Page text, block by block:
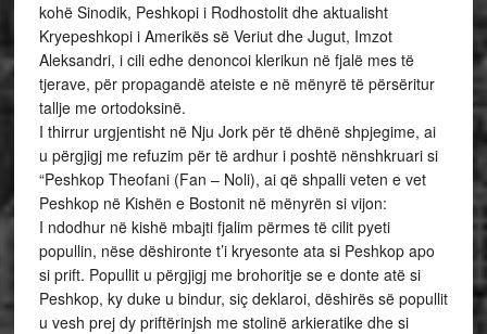
kohë Sinodik, Peshkopi i Rodhostolit dhe aktualisht
Kryepeshkopi i Amerikës së Veriut dhe Jugut, Imzot
Aleksandri, i cili edhe denoncoi klerikun në fjalë mes të
tjerave, për propagandë ateiste e në mënyrë të përsëritur
tallje me ortodoksinë.
I thirrur urgjentisht në Nju Jork për të dhënë shpjegime, ai
u përgjigj me refuzim për të ardhur i poshtë nënshkruari si
“Peshkop Theofani (Fan – Noli), ai që shpalli veten e vet
Peshkop në Kishën e Bostonit në mënyrën si vijon:
I ndodhur në kishë mbajti fjalim përmes të cilit pyeti
popullin, nëse dëshironte t’i kryesonte ata si Peshkop apo
si prift. Popullit u përgjigj me brohoritje se e donte atë si
Peshkop, ky duke u bindur, siç deklaroi, dëshirës së popullit
u vesh prej dy priftërinjsh me stolinë arkieratike dhe si